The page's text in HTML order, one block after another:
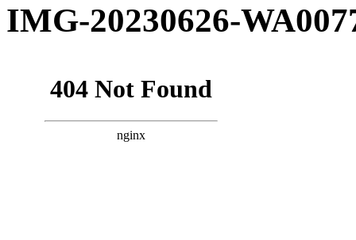
IMG-20230626-